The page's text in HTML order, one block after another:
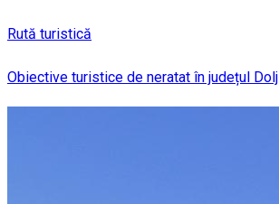
Rută turistică
Obiective turistice de neratat în județul Dolj